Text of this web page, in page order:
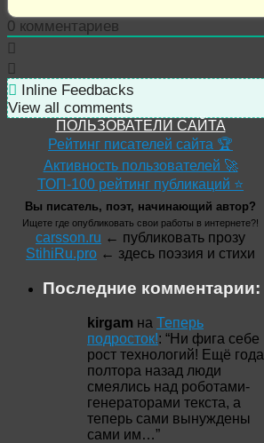
0 комментариев
Inline Feedbacks
View all comments
ПОЛЬЗОВАТЕЛИ САЙТА
Рейтинг писателей сайта 🏆
Активность пользователей 🚀
ТОП-100 рейтинг публикаций ⭐
Вы писатель, поэт, начинающий автор?
Ищете где опубликовать свои работы в интернете?!
carsson.ru ← публиковать прозу
StihiRu.pro ← здесь поэзия и стихи
Последние комментарии:
kirgam на Теперь
подросток!: “Ни фига себе
рост технологий! Ещё года
полтора назад люди
смеялись над роботами-
генераторами текста, а
теперь сами вынуждены
сами им…”